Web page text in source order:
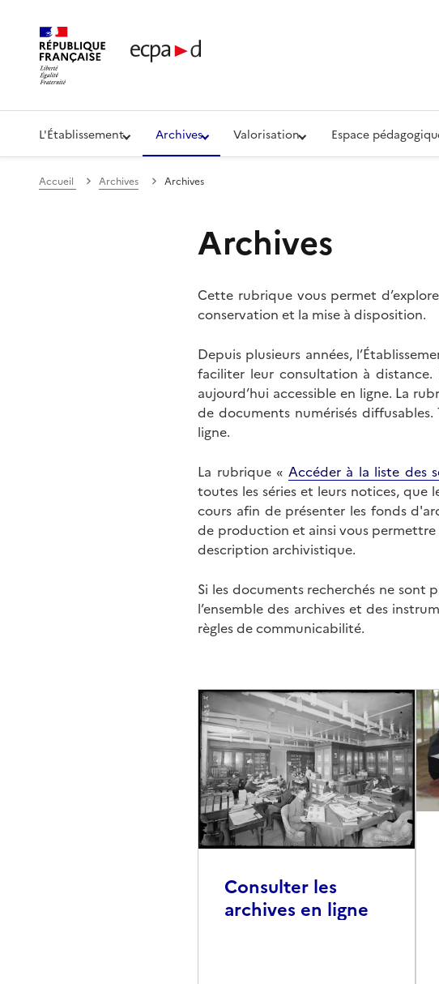
Établissement de communication et de production audiovisuelle
L'Établissement Archives Valorisation Espace
Accueil Archives Archives
Archives
Cette rubrique vous permet
conservation et la mise à disposition.
Depuis plusieurs années,
faciliter leur consultation à
aujourd’hui accessible en ligne. La
de documents numérisés
ligne.
La rubrique « Accéder à la liste des
toutes les séries et leurs notices, que
cours afin de présenter les fonds
de production et ainsi vous
description archivistique.
Si les documents recherchés ne sont
l’ensemble des archives et des
règles de communicabilité.
Consulter les
archives en ligne